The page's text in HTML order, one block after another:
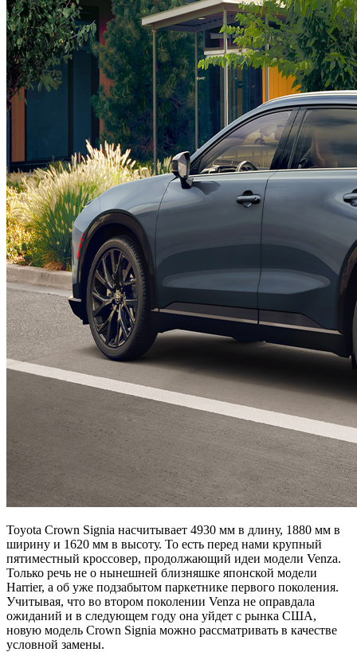
Toyota Crown Signia насчитывает 4930 мм в длину, 1880 мм в
ширину и 1620 мм в высоту. То есть перед нами крупный
пятиместный кроссовер, продолжающий идеи модели Venza.
Только речь не о нынешней близняшке японской модели
Harrier, а об уже подзабытом паркетнике первого поколения.
Учитывая, что во втором поколении Venza не оправдала
ожиданий и в следующем году она уйдет с рынка США,
новую модель Crown Signia можно рассматривать в качестве
условной замены.